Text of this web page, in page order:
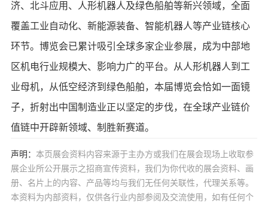
济、北斗应用、人形机器人及绿色船舶等新兴领域，全面
覆盖工业自动化、新能源装备、智能机器人等产业链核心
环节。博览会已累计吸引全球多家企业参展，成为中部地
区机电行业规模大、影响力广的平台。从人形机器人到工
业母机，从低空经济到绿色船舶，本届博览会恰如一面镜
子，折射出中国制造业正以坚定的步伐，在全球产业链价
值链中开辟新领域、制胜新赛道。
声明： 本页展会资料内容来源于主办方或我们在展会现场上收取参
展企业所公开展示之招商宣传资料，我们为你代收的展会资料、画
册、名片上的内容、产品等均与我们无任何关联性，代理关系等。
本资料为内部资料，仅供各行业内部参阅及交流使用，如有任何个